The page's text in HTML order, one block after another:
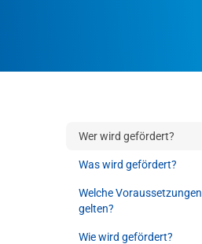
Wer wird gefördert?
Was wird gefördert?
Welche Voraussetzungen
gelten?
Wie wird gefördert?